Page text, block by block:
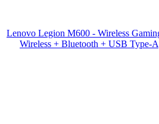
Lenovo Legion M600 - Wireless
Wireless + Bluetooth + USB Type-